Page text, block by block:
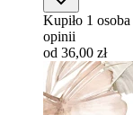
Kupiło 1 osoba
opinii
od 36,00 zł